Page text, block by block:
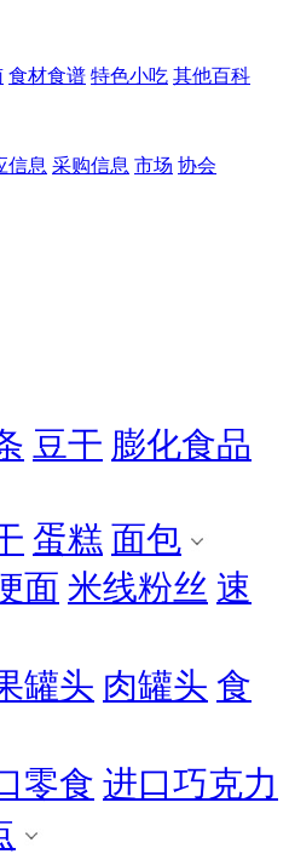
食材食谱 特色小吃 其他百科
信息 采购信息 市场 协会
豆干 膨化食品
蛋糕 面包
面 米线粉丝 速
罐头 肉罐头 食
零食 进口巧克力